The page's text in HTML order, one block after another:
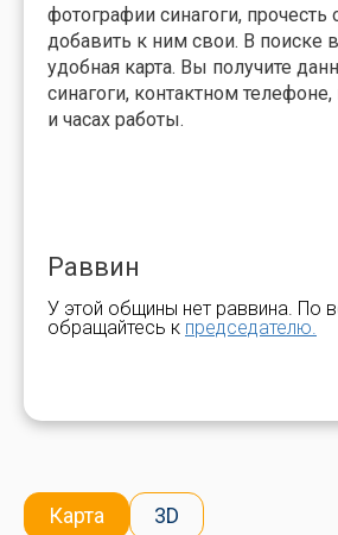
фотографии синагоги,
добавить к ним свои. В поиске
удобная карта. Вы получите
синагоги, контактном
и часах работы.
Раввин
У этой общины нет раввина. По
обращайтесь к председателю.
Карта 3D